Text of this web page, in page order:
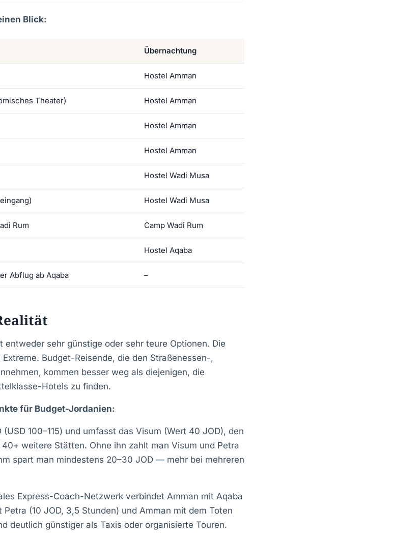
Blick:
Übernachtung
Hostel Amman
Theater) Hostel Amman
Hostel Amman
Hostel Amman
Hostel Wadi Musa
Hostel Wadi Musa
Rum Camp Wadi Rum
Hostel Aqaba
Abflug ab Aqaba –
sehr günstige oder sehr teure Optionen. Die
Budget-Reisende, die den Straßenessen-,
kommen besser weg als diejenigen, die
Hotels zu finden.
für Budget-Jordanien:
100–115) und umfasst das Visum (Wert 40 JOD), den
weitere Stätten. Ohne ihn zahlt man Visum und Petra
spart man mindestens 20–30 JOD — mehr bei mehreren
Express-Coach-Netzwerk verbindet Amman mit Aqaba
Petra (10 JOD, 3,5 Stunden) und Amman mit dem Toten
deutlich günstiger als Taxis oder organisierte Touren.